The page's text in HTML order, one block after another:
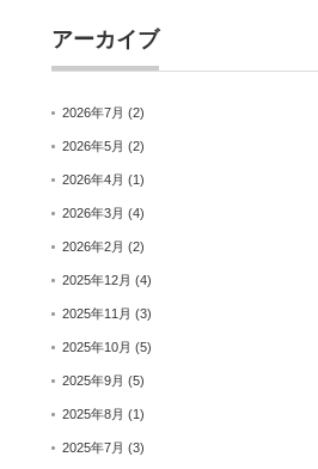
アーカイブ
2026年7月 (2)
2026年5月 (2)
2026年4月 (1)
2026年3月 (4)
2026年2月 (2)
2025年12月 (4)
2025年11月 (3)
2025年10月 (5)
2025年9月 (5)
2025年8月 (1)
2025年7月 (3)